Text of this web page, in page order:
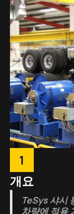
1
개요
TeSys 샤시
차량에 적용